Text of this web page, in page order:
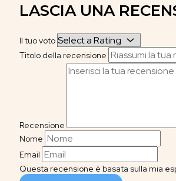
LASCIA UNA
Il tuo voto
Titolo della recensione
Recensione
Nome
Email
Questa recensione è basata sulla mia